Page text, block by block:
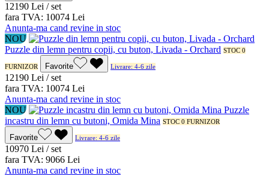
12190 Lei / set
fara TVA: 10074 Lei
Anunta-ma cand revine in stoc
NOU
Puzzle din lemn pentru copii, cu buton, Livada - Orchard STOC 0
FURNIZOR Favorite Livrare: 4-6 zile
12190 Lei / set
fara TVA: 10074 Lei
Anunta-ma cand revine in stoc
NOU
Puzzle
incastru din lemn cu butoni, Omida Mina STOC 0 FURNIZOR
Favorite Livrare: 4-6 zile
10970 Lei / set
fara TVA: 9066 Lei
Anunta-ma cand revine in stoc